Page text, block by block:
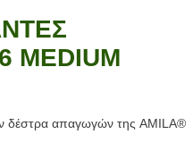
MEDIUM
δέστρα απαγωγών της AMILA®